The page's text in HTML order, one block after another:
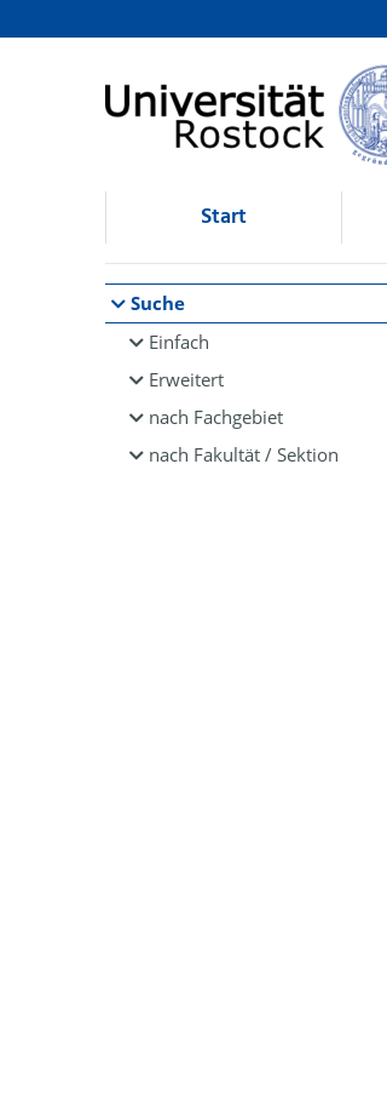
Browsen
direkt zum Inhalt
Start
Suche
Einfach
Erweitert
nach Fachgebiet
nach Fakultät / Sektion